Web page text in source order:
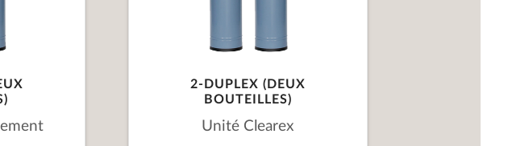
2-DUPLEX (DEUX
BOUTEILLES)
Unité Clearex